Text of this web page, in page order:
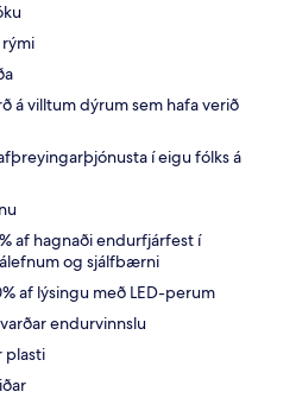
á villtum dýrum sem hafa verið
í eigu fólks á
af hagnaði endurfjárfest í
og sjálfbærni
af lýsingu með LED-perum
endurvinnslu
plasti